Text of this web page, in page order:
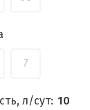
7
л/сут: 10